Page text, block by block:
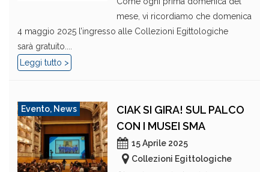
mese, vi ricordiamo che domenica
4 maggio 2025 l’ingresso alle Collezioni Egittologiche
sarà gratuito....
Leggi tutto >
Evento, News
CIAK SI GIRA! SUL PALCO
CON I MUSEI SMA
15 Aprile 2025
Collezioni Egittologiche